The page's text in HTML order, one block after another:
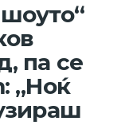
па се
„Ноќ